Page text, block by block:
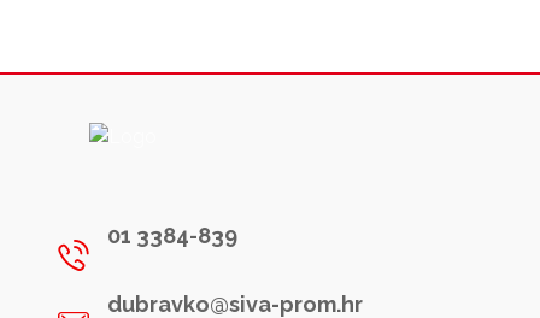
01 3384-839
dubravko@siva-prom.hr